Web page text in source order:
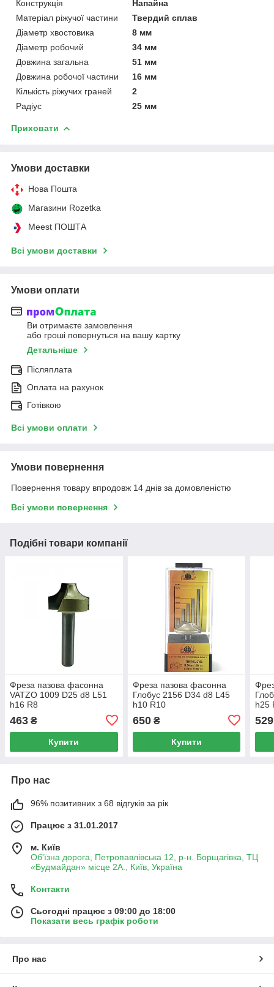
Конструкція
Напайна
Матеріал ріжучої частини
Твердий сплав
Діаметр хвостовика
8 мм
Діаметр робочий
34 мм
Довжина загальна
51 мм
Довжина робочої частини
16 мм
Кількість ріжучих граней
2
Радіус
25 мм
Приховати
Умови доставки
Нова Пошта
Магазини Rozetka
Meest ПОШТА
Всі умови доставки
Умови оплати
Ви отримаєте замовлення
або гроші повернуться на вашу картку
Детальніше
Післяплата
Оплата на рахунок
Готівкою
Всі умови оплати
Умови повернення
Повернення товару впродовж 14 днів за домовленістю
Всі умови повернення
Подібні товари компанії
Фреза пазова фасонна
VATZO 1009 D25 d8 L51
h16 R8
463 ₴
Купити
Фреза пазова фасонна
Глобус 2156 D34 d8 L45
h10 R10
650₴
Купити
h25
529
Про нас
96% позитивних з 68 відгуків за рік
Працює з 31.01.2017
м. Київ
Об'їзна дорога, Петропавлівська 12, р-н. Борщагівка, ТЦ
«Будмайдан» місце 2А., Київ, Україна
Контакти
Сьогодні працює з 09:00 до 18:00
Показати весь графік роботи
Про нас